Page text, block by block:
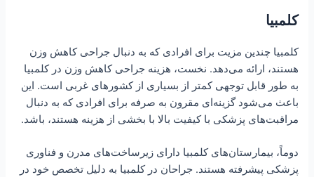
کلمبیا
کلمبیا چندین مزیت برای افرادی که به دنبال جراحی کاهش وزن
هستند، ارائه می‌دهد. نخست، هزینه جراحی کاهش وزن در کلمبیا
به طور قابل توجهی کمتر از بسیاری از کشورهای غربی است. این
باعث می‌شود گزینه‌ای مقرون به صرفه برای افرادی که به دنبال
مراقبت‌های پزشکی با کیفیت بالا با بخشی از هزینه هستند، باشد.
دوماً، بیمارستان‌های کلمبیا دارای زیرساخت‌های مدرن و فناوری
پزشکی پیشرفته هستند. جراحان در کلمبیا به دلیل تخصص خود در